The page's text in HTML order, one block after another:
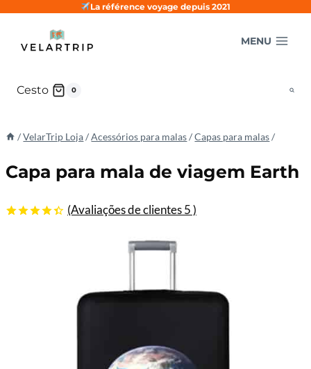
La référence voyage depuis 2021
MENU
Cesto 0
/ VelarTrip Loja / Acessórios para malas / Capas para malas /
Capa para mala de viagem Earth
(Avaliações de clientes5)